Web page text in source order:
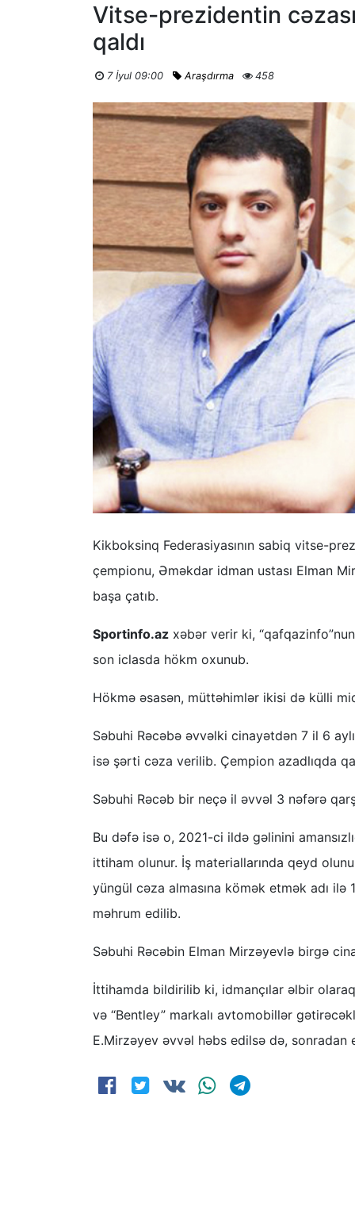
Vitse-prezidentin
qaldı
7 İyul 09:00 Araşdırma 458
Kikboksinq Federasiyasının sabiq vitse-
çempionu, Əməkdar idman ustası Elman
başa çatıb.
Sportinfo.az xəbər verir ki,
son iclasda hökm oxunub.
Hökmə əsasən, müttəhimlər ikisi də külli
Səbuhi Rəcəbə əvvəlki cinayətdən 7 il 6
isə şərti cəza verilib. Çempion azadlıqda
Səbuhi Rəcəb bir neçə il əvvəl 3 nəfərə
Bu dəfə isə o, 2021-ci ildə gəlinini
ittiham olunur. İş materiallarında qeyd
yüngül cəza almasına kömək etmək adı
məhrum edilib.
Səbuhi Rəcəbin Elman Mirzəyevlə birgə
İttihamda bildirilib ki, idmançılar əlbir
və “Bentley” markalı avtomobillər
E.Mirzəyev əvvəl həbs edilsə də, sonradan